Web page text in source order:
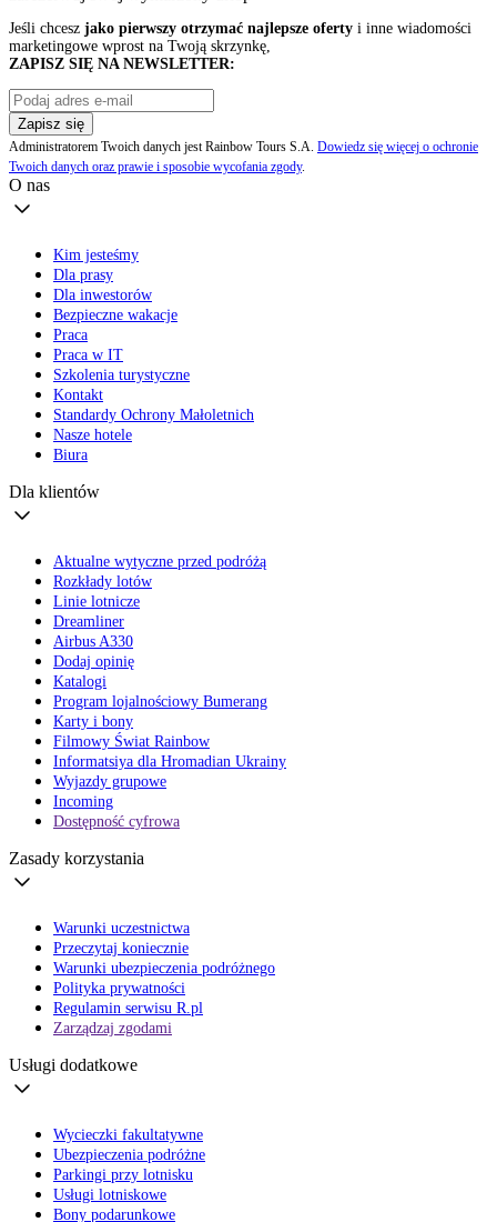
Jeśli chcesz jako pierwszy otrzymać najlepsze oferty i inne wiadomości
marketingowe wprost na Twoją skrzynkę,
ZAPISZ SIĘ NA NEWSLETTER:
Zapisz się
Administratorem Twoich danych jest Rainbow Tours S.A. Dowiedz się więcej o ochronie
Twoich danych oraz prawie i sposobie wycofania zgody.
O nas
Kim jesteśmy
Dla prasy
Dla inwestorów
Bezpieczne wakacje
Praca
Praca w IT
Szkolenia turystyczne
Kontakt
Standardy Ochrony Małoletnich
Nasze hotele
Biura
Dla klientów
Aktualne wytyczne przed podróżą
Rozkłady lotów
Linie lotnicze
Dreamliner
Airbus A330
Dodaj opinię
Katalogi
Program lojalnościowy Bumerang
Karty i bony
Filmowy Świat Rainbow
Informatsiya dla Hromadian Ukrainy
Wyjazdy grupowe
Incoming
Dostępność cyfrowa
Zasady korzystania
Warunki uczestnictwa
Przeczytaj koniecznie
Warunki ubezpieczenia podróżnego
Polityka prywatności
Regulamin serwisu R.pl
Zarządzaj zgodami
Usługi dodatkowe
Wycieczki fakultatywne
Ubezpieczenia podróżne
Parkingi przy lotnisku
Usługi lotniskowe
Bony podarunkowe